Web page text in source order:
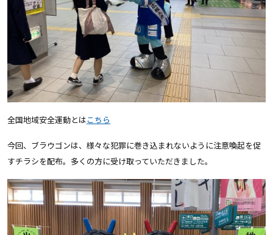
全国地域安全運動とはこちら
今回、ブラウゴンは、様々な犯罪に巻き込まれないように注意喚起を促
すチラシを配布。多くの方に受け取っていただきました。